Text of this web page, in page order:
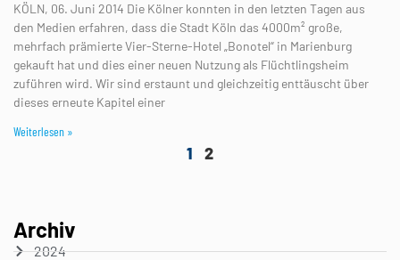
KÖLN, 06. Juni 2014 Die Kölner konnten in den letzten Tagen aus
den Medien erfahren, dass die Stadt Köln das 4000m² große,
mehrfach prämierte Vier-Sterne-Hotel „Bonotel“ in Marienburg
gekauft hat und dies einer neuen Nutzung als Flüchtlingsheim
zuführen wird. Wir sind erstaunt und gleichzeitig enttäuscht über
dieses erneute Kapitel einer
Weiterlesen »
1 2
Archiv
2024